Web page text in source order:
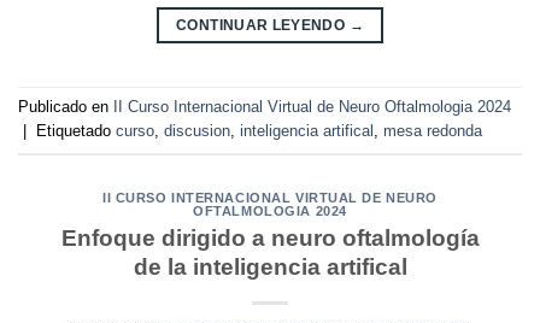
CONTINUAR LEYENDO →
Publicado en
II Curso Internacional Virtual de Neuro Oftalmologia 2024
Etiquetado curso, discusion, inteligencia artifical , mesa redonda
II CURSO INTERNACIONAL VIRTUAL DE NEURO
OFTALMOLOGIA 2024
Enfoque dirigido a neuro oftalmología
de la inteligencia artifical